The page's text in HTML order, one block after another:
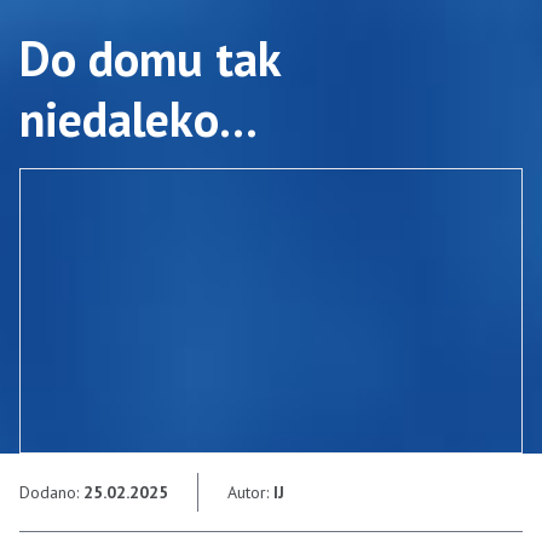
Do domu tak
niedaleko…
Dodano: 25.02.2025 Autor: IJ